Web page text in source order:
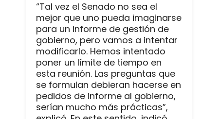
“Tal vez el Senado no sea el
mejor que uno pueda imaginarse
para un informe de gestión de
gobierno, pero vamos a intentar
modificarlo. Hemos intentado
poner un límite de tiempo en
esta reunión. Las preguntas que
se formulan debieran hacerse en
pedidos de informe al gobierno,
serían mucho más prácticas”,